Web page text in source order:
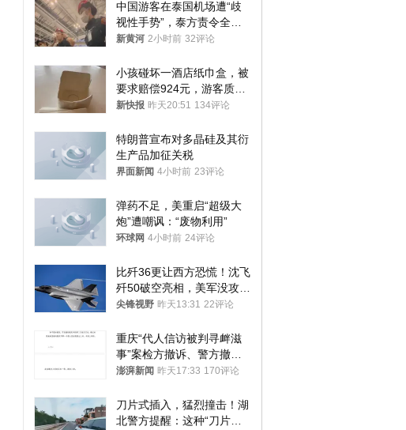
中国游客在泰国机场遭“歧
视性手势”，泰方责令全面
调查，对责任人采取最严厉
新黄河 2小时前 32评论
小孩碰坏一酒店纸巾盒，被
要求赔偿924元，游客质疑
酒店房客物品超高标价，市
新快报 昨天20:51 134评论
特朗普宣布对多晶硅及其衍
生产品加征关税
界面新闻 4小时前 23评论
弹药不足，美重启“超级大
炮”遭嘲讽：“废物利用”
环球网 4小时前 24评论
比歼36更让西方恐慌！沈飞
歼50破空亮相，美军没攻克
的技术被拿下
尖锋视野 昨天13:31 22评论
重庆“代人信访被判寻衅滋
事”案检方撤诉、警方撤
案，两被告人获国赔
澎湃新闻 昨天17:33 170评论
刀片式插入，猛烈撞击！湖
北警方提醒：这种“刀片超